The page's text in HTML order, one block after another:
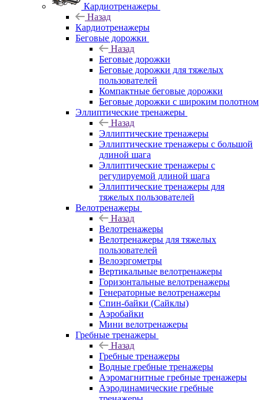
Кардиотренажеры
Назад
Кардиотренажеры
Беговые дорожки
Назад
Беговые дорожки
Беговые дорожки для тяжелых
пользователей
Компактные беговые дорожки
Беговые дорожки с широким полотном
Эллиптические тренажеры
Назад
Эллиптические тренажеры
Эллиптические тренажеры с большой
длиной шага
Эллиптические тренажеры с
регулируемой длиной шага
Эллиптические тренажеры для
тяжелых пользователей
Велотренажеры
Назад
Велотренажеры
Велотренажеры для тяжелых
пользователей
Велоэргометры
Вертикальные велотренажеры
Горизонтальные велотренажеры
Генераторные велотренажеры
Спин-байки (Сайклы)
Аэробайки
Мини велотренажеры
Гребные тренажеры
Назад
Гребные тренажеры
Водные гребные тренажеры
Аэромагнитные гребные тренажеры
Аэродинамические гребные